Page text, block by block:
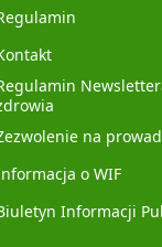
na
o WIF
Informacji